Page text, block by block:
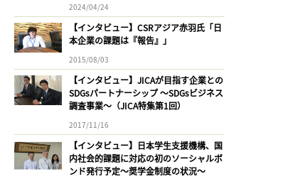
2024/04/24
【インタビュー】CSRアジア赤羽氏「日
本企業の課題は『報告』」
2015/08/03
【インタビュー】JICAが目指す企業との
SDGsパートナーシップ 〜SDGsビジネス
調査事業〜（JICA特集第1回）
2017/11/16
【インタビュー】日本学生支援機構、国
内社会的課題に対応の初のソーシャルボ
ンド発行予定〜奨学金制度の状況〜